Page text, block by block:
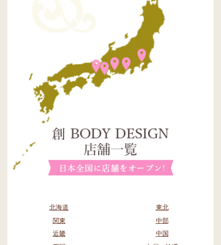
北海道
東北
関東
中部
近畿
中国